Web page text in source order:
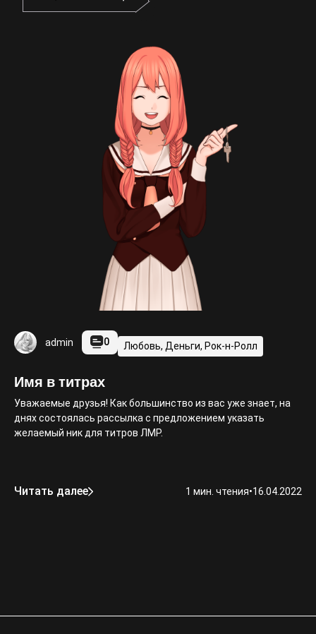
admin 0 Любовь, Деньги, Рок-н-Ролл
Имя в титрах
Уважаемые друзья! Как большинство из вас уже знает, на
днях состоялась рассылка с предложением указать
желаемый ник для титров ЛМР.
Читать далее 1 мин. чтения•16.04.2022